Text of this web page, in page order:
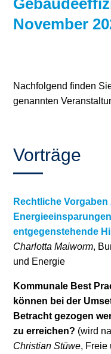
November
Nachfolgend finden
genannten
Vorträge
Rechtliche
entgegenstehende
Charlotta Maiworm,
und Energie
Kommunale Best
können bei der
Betracht gezogen
zu erreichen? (wird
Christian Stüwe, Freie